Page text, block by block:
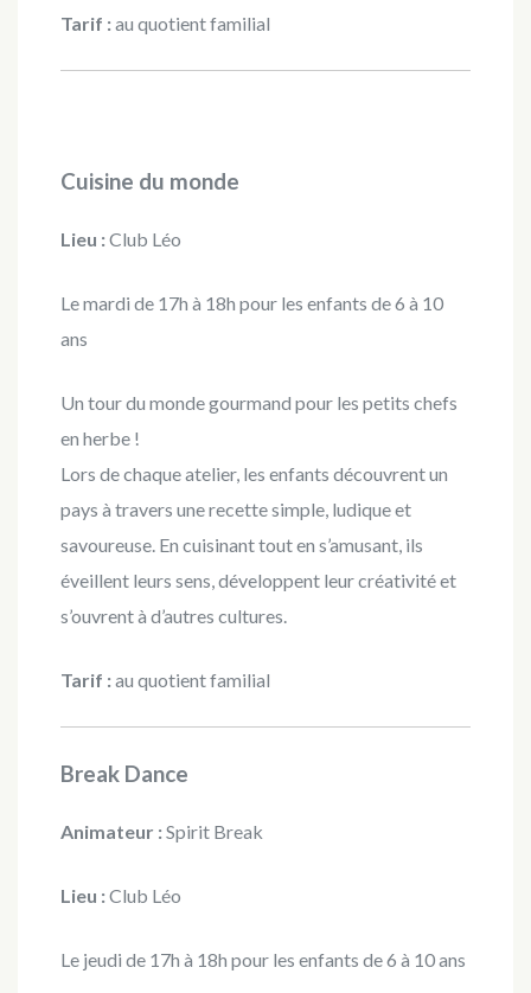
Tarif :au quotient familial
Cuisine du monde
Lieu :Club Léo
Le mardi de 17h à 18h pour les enfants de 6 à 10
ans
Un tour du monde gourmand pour les petits chefs
en herbe !
Lors de chaque atelier, les enfants découvrent un
pays à travers une recette simple, ludique et
savoureuse. En cuisinant tout en s’amusant, ils
éveillent leurs sens, développent leur créativité et
s’ouvrent à d’autres cultures.
Tarif :au quotient familial
Break Dance
Animateur :Spirit Break
Lieu :Club Léo
Le jeudi de 17h à 18h pour les enfants de 6 à 10 ans